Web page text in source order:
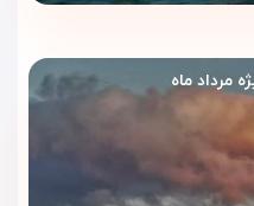
هتل بارسلو
در فضایی
مرداد ماه